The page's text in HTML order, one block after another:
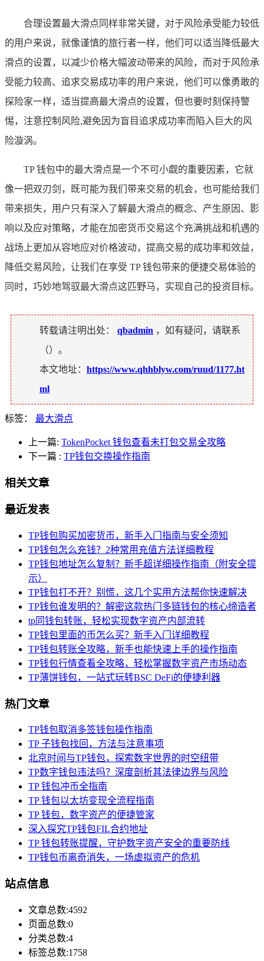
合理设置最大滑点同样非常关键，对于风险承受能力较低
的用户来说，就像谨慎的旅行者一样，他们可以适当降低最大
滑点的设置，以减少价格大幅波动带来的风险，而对于风险承
受能力较高、追求交易成功率的用户来说，他们可以像勇敢的
探险家一样，适当提高最大滑点的设置，但也要时刻保持警
惕，注意控制风险,避免因为盲目追求成功率而陷入巨大的风
险漩涡。
TP 钱包中的最大滑点是一个不可小觑的重要因素，它就
像一把双刃剑，既可能为我们带来交易的机会，也可能给我们
带来损失，用户只有深入了解最大滑点的概念、产生原因、影
响以及应对策略，才能在加密货币交易这个充满挑战和机遇的
战场上更加从容地应对价格波动，提高交易的成功率和效益，
降低交易风险，让我们在享受 TP 钱包带来的便捷交易体验的
同时，巧妙地驾驭最大滑点这匹野马，实现自己的投资目标。
转载请注明出处： qbadmin ，如有疑问，请联系
（）。
本文地址： https://www.qhhblyw.com/ruud/1177.ht
ml
标签： 最大滑点
上一篇: TokenPocket 钱包查看未打包交易全攻略
下一篇 : TP钱包交换操作指南
相关文章
最近发表
TP钱包购买加密货币，新手入门指南与安全须知
TP钱包怎么充钱？2种常用充值方法详细教程
TP钱包地址怎么复制？新手超详细操作指南（附安全提
示）
TP钱包打不开？别慌，这几个实用方法帮你快速解决
TP钱包谁发明的？解密这款热门多链钱包的核心缔造者
tp同钱包转账，轻松实现数字资产内部流转
TP钱包里面的币怎么买？新手入门详细教程
TP钱包转账全攻略，新手也能快速上手的操作指南
TP钱包行情查看全攻略，轻松掌握数字资产市场动态
TP薄饼钱包，一站式玩转BSC DeFi的便捷利器
热门文章
TP钱包取消多签钱包操作指南
TP 子钱包找回，方法与注意事项
北京时间与TP钱包，探索数字世界的时空纽带
TP数字钱包违法吗？深度剖析其法律边界与风险
TP 钱包冲币全指南
TP 钱包以太坊变现全流程指南
TP 钱包，数字资产的便捷管家
深入探究TP钱包FIL合约地址
TP 钱包转账提醒，守护数字资产安全的重要防线
TP钱包币离奇消失，一场虚拟资产的危机
站点信息
文章总数:4592
页面总数:0
分类总数:4
标签总数:1758